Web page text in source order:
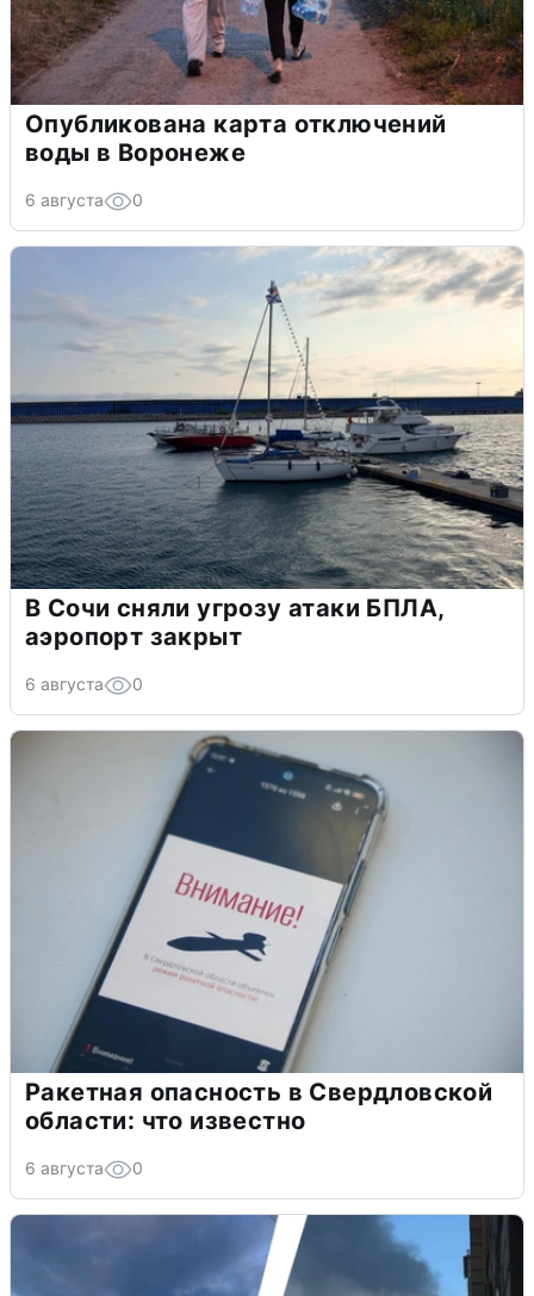
Опубликована карта отключений
воды в Воронеже
6 августа 0
В Сочи сняли угрозу атаки БПЛА,
аэропорт закрыт
6 августа 0
Ракетная опасность в Свердловской
области: что известно
6 августа 0